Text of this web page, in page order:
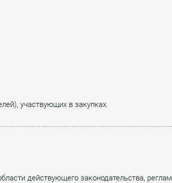
участвующих в закупках.
действующего законодательства,